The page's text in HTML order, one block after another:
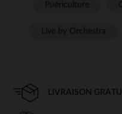
LIVRAISON